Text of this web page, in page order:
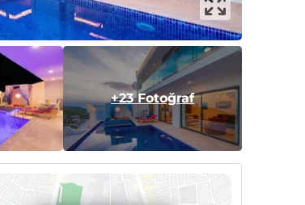
+23 Fotoğraf